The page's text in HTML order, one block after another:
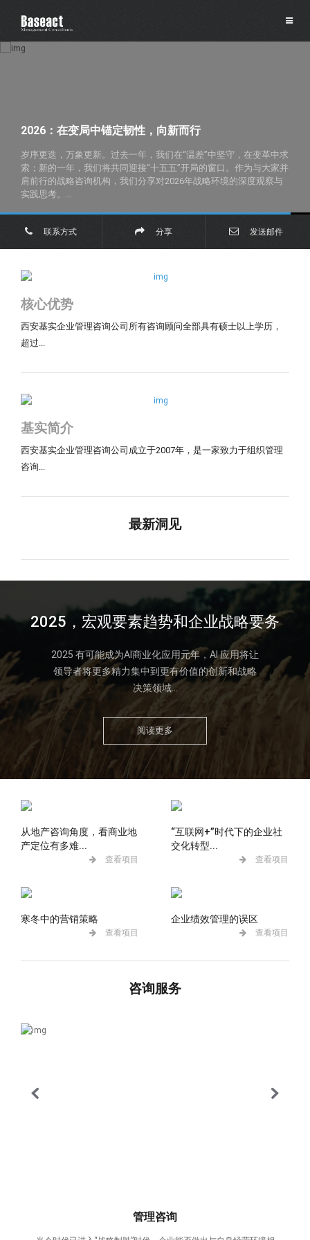
2026：在变局中锚定韧性，向新而行
岁序更迭，万象更新。过去一年，我们在“温差”中坚守，在变革中求
索；新的一年，我们将共同迎接“十五五”开局的窗口。作为与大家并
肩前行的战略咨询机构，我们分享对2026年战略环境的深度观察与
实践思考。...
联系方式 分享 发送邮件
核心优势
西安基实企业管理咨询公司所有咨询顾问全部具有硕士以上学历，
超过...
基实简介
西安基实企业管理咨询公司成立于2007年，是一家致力于组织管理
咨询...
最新洞见
2025，宏观要素趋势和企业战略要务
2025 有可能成为AI商业化应用元年，AI 应用将让
领导者将更多精力集中到更有价值的创新和战略
决策领域...
阅读更多
从地产咨询角度，看商业地
产定位有多难...
查看项目
“互联网+”时代下的企业社
交化转型...
查看项目
寒冬中的营销策略
查看项目
企业绩效管理的误区
查看项目
咨询服务
管理咨询